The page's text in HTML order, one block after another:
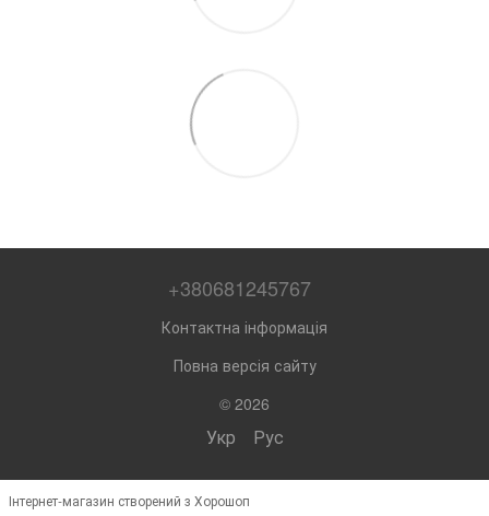
+380681245767
Контактна інформація
Повна версія сайту
© 2026
Укр Рус
Інтернет-магазин створений з Хорошоп